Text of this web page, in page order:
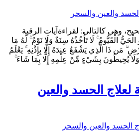
وهي كالتالي: لقراءةآيات الرقية
الْحَيُّ الْقَيُّومُ ۚ لَا تَأْخُذُهُ سِنَةٌ وَلَا نَوْمٌ ۚ لَّهُ مَا
مَن ذَا الَّذِي يَشْفَعُ عِندَهُ إِلَّا بِإِذْنِهِ ۚ يَعْلَمُ
وَلَا يُحِيطُونَ بِشَيْءٍ مِّنْ عِلْمِهِ إِلَّا بِمَا شَاءَ
لعلاج الحسد والعين